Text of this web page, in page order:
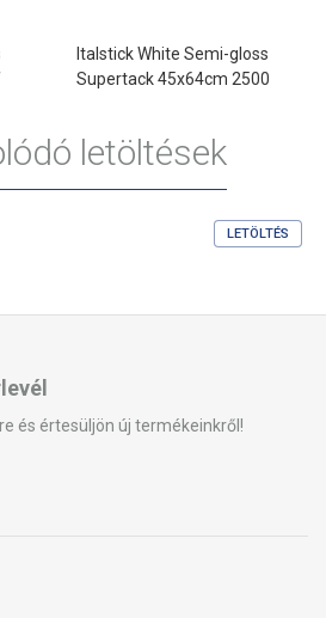
Italstick White Semi-gloss
Supertack 45x64cm 2500
letöltések
LETÖLTÉS
és értesüljön új termékeinkről!